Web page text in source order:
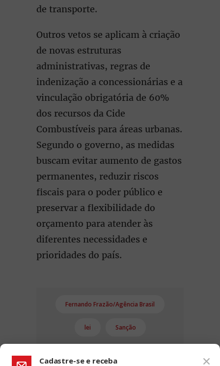
de transporte.
Outros vetos se aplicam à criação
de novas estruturas
administrativas, regras de
indenização a concessionárias e a
vinculação obrigatória de 60%
dos recursos da Cide
Combustíveis para áreas urbanas.
Segundo o governo, as medidas
buscam evitar aumento de gastos
permanentes, reduzir riscos
fiscais para o poder público e
preservar a flexibilidade do
orçamento para atender às
diferentes necessidades e
prioridades do país.
Fernando Frazão/Agência Brasil
lei Sanção
Cadastre-se e receba